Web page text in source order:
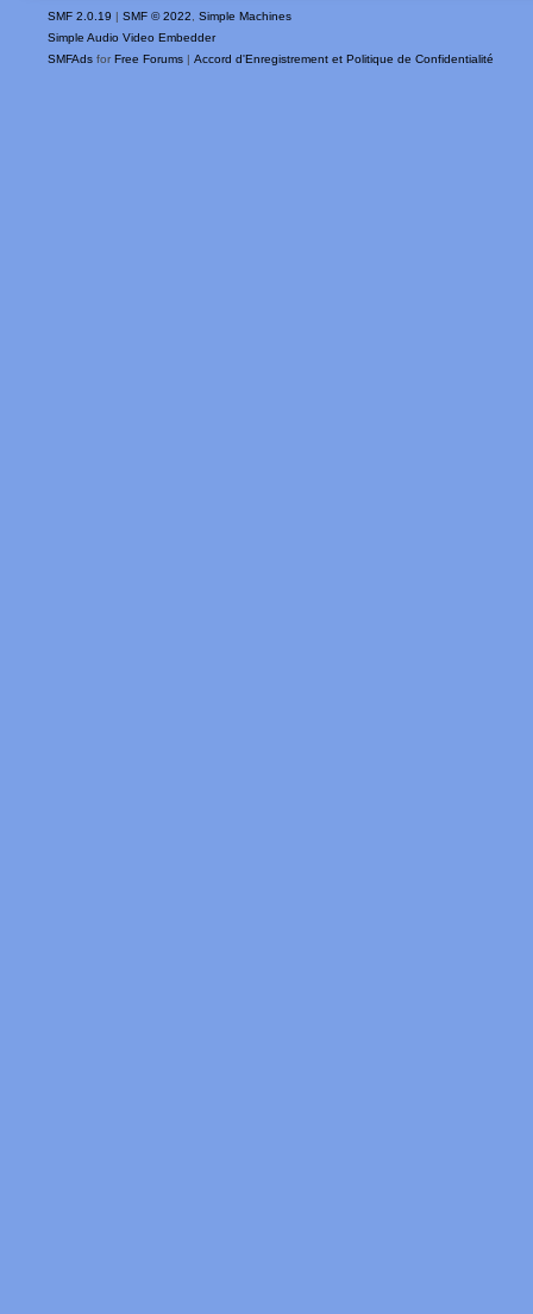
SMF 2.0.19 | SMF © 2022
Simple Machines
Simple Audio Video Embedder
SMFAds for Free Forums | Accord d'Enregistrement et Politique de Confidentialité